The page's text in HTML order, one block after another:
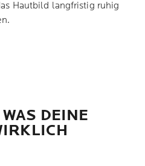
Hautbild langfristig ruhig
DEINE